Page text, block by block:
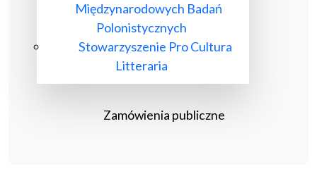
Międzynarodowych Badań
Polonistycznych
Stowarzyszenie Pro Cultura
Litteraria
Zamówienia publiczne